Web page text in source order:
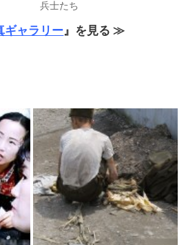
兵士たち
ギャラリー 』を見る ≫